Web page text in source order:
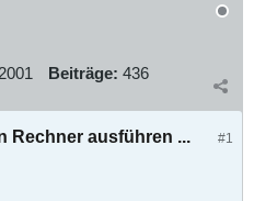
Beiträge: 436
#1
Rechner ausführen ...